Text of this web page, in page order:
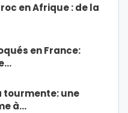
en Afrique : de la
en France:
tourmente: une
à…